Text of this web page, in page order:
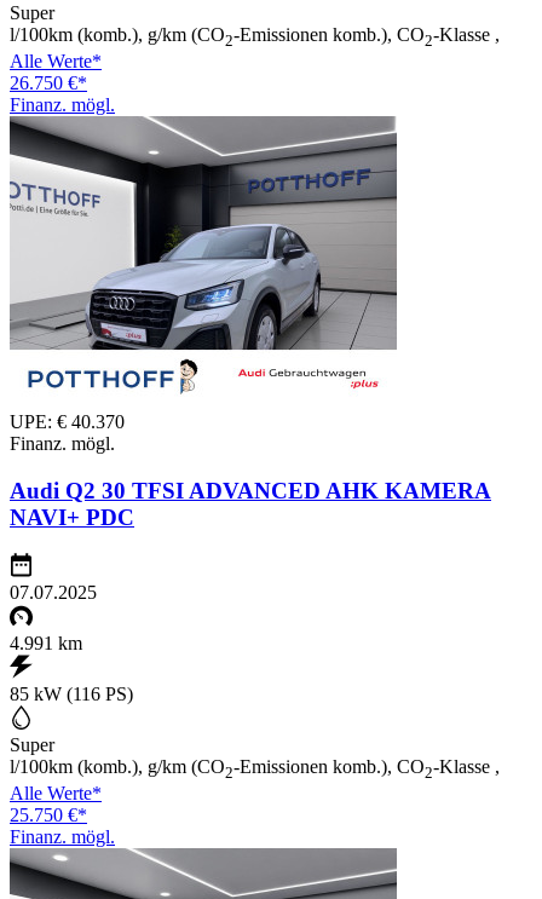
Super
l/100km (komb.), g/km (CO2-Emissionen komb.), CO2-Klasse ,
Alle Werte*
26.750 €*
Finanz. mögl.
UPE: € 40.370
Finanz. mögl.
Audi Q2 30 TFSI ADVANCED AHK KAMERA
NAVI+ PDC
07.07.2025
4.991 km
85 kW (116 PS)
Super
l/100km (komb.), g/km (CO2-Emissionen komb.), CO2-Klasse ,
Alle Werte*
25.750 €*
Finanz. mögl.